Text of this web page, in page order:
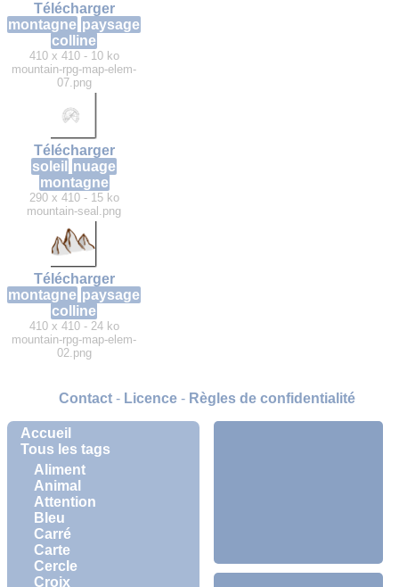
Accueil
Tous les tags
Aliment
Animal
Attention
Bleu
Carré
Carte
Cercle
Croix
Télécharger
montagne paysage
colline
410 x 410 - 10 ko
mountain-rpg-map-elem-
07.png
Télécharger
soleil
nuage
montagne
290 x 410 - 15 ko
mountain-seal.png
Télécharger
montagne paysage
colline
410 x 410 - 24 ko
mountain-rpg-map-elem-
02.png
Contact- Licence- Règles de confidentialité